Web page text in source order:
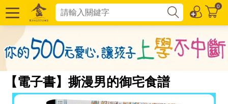
0
【電子書】撕漫男的御宅食譜